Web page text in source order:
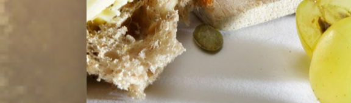
d’orange
4 c à soupe d’huile d’olive
Sel et poivre